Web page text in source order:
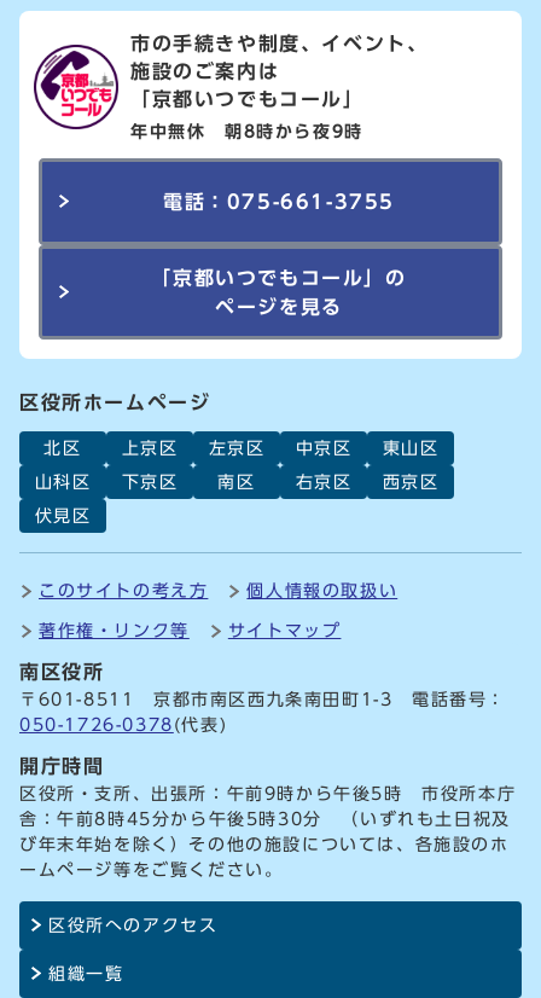
市の手続きや制度、イベント、
施設のご案内は
「京都いつでもコール」
年中無休 朝8時から夜9時
電話：075-661-3755
「京都いつでもコール」の
ページを見る
区役所ホームページ
北区 上京区 左京区 中京区
東山区
山科区
下京区 南区 右京区
西京区
伏見区
このサイトの考え方 個人情報の取扱い
著作権・リンク等 サイトマップ
南区役所
〒601-8511 京都市南区西九条南田町1-3 電話番号：
050-1726-0378 (代表)
開庁時間
区役所・支所、出張所：午前9時から午後5時 市役所本庁
舎：午前8時45分から午後5時30分 （いずれも土日祝及
び年末年始を除く）その他の施設については、各施設のホ
ームページ等をご覧ください。
区役所へのアクセス
組織一覧